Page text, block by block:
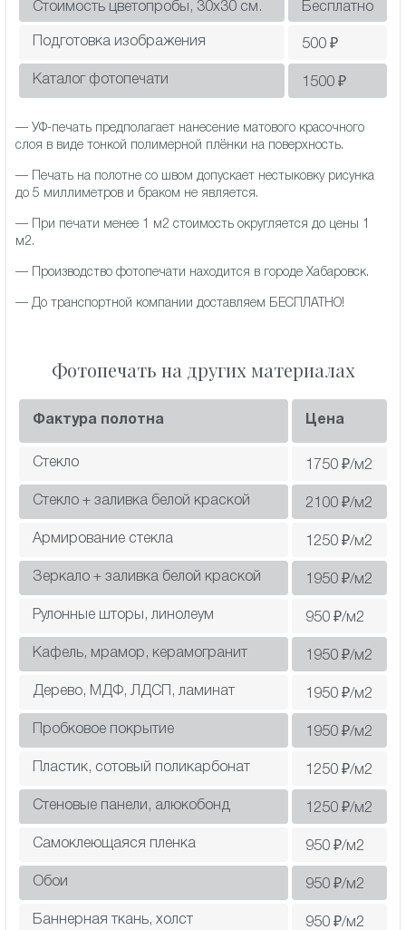
Стоимость цветопробы, 30х30 см. Бесплатно
Подготовка изображения 500 ₽
Каталог фотопечати 1500 ₽
— УФ-печать предполагает нанесение матового красочного
слоя в виде тонкой полимерной плёнки на поверхность.
— Печать на полотне со швом допускает нестыковку рисунка
до 5 миллиметров и браком не является.
— При печати менее 1 м2 стоимость округляется до цены 1
м2.
— Производство фотопечати находится в городе Хабаровск.
— До транспортной компании доставляем БЕСПЛАТНО!
Фотопечать на других материалах
Фактура полотна Цена
Стекло 1750 ₽/м2
Стекло + заливка белой краской 2100 ₽/м2
Армирование стекла 1250 ₽/м2
Зеркало + заливка белой краской 1950 ₽/м2
Рулонные шторы, линолеум 950 ₽/м2
Кафель, мрамор, керамогранит 1950 ₽/м2
Дерево, МДФ, ЛДСП, ламинат 1950 ₽/м2
Пробковое покрытие 1950 ₽/м2
Пластик, сотовый поликарбонат 1250 ₽/м2
Cтеновые панели, алюкобонд 1250 ₽/м2
Самоклеющаяся пленка 950 ₽/м2
Обои 950 ₽/м2
Баннерная ткань, холст 950 ₽/м2